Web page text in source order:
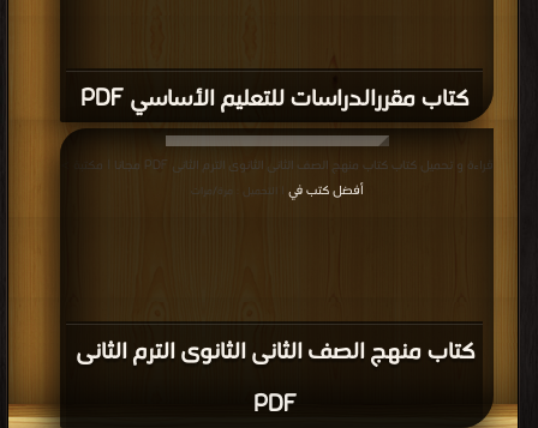
كتاب مقررالدراسات للتعليم الأساسي PDF
كتاب منهج الصف الثانى الثانوى الترم الثانى
PDF
قراءة و تحميل كتاب كتاب منهج الصف الثانى الثانوى الترم الثانى PDF مجانا | مكتبة >
أفضل كتب في
| التحميل : مرة/مرات